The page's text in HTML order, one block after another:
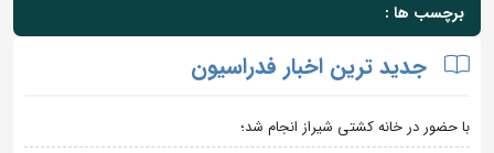
برچسب ها :
جدید ترین اخبار فدراسیون
با حضور در خانه کشتی شیراز انجام شد؛